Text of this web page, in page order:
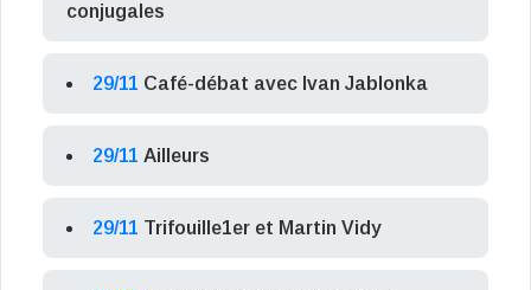
conjugales
29/11 Café-débat avec Ivan Jablonka
29/11 Ailleurs
29/11 Trifouille1er et Martin Vidy